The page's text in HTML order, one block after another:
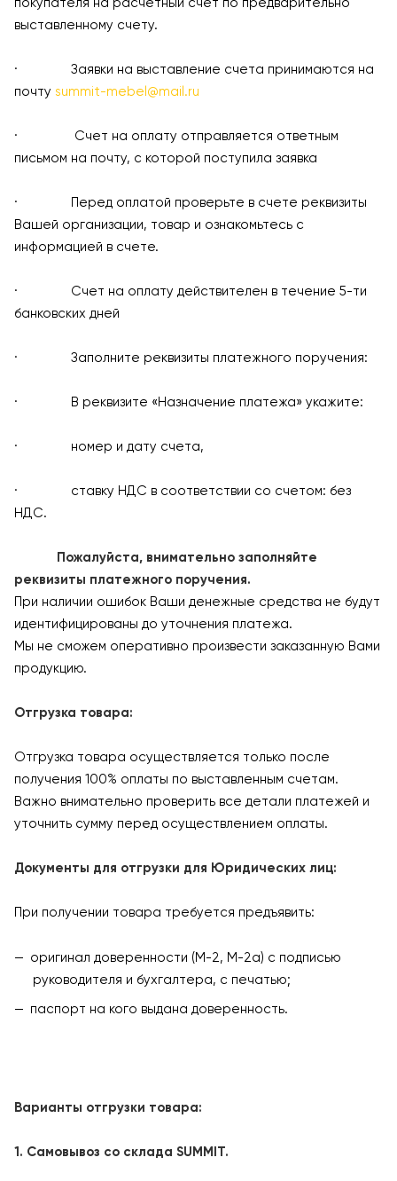
выставленному счету.
· Заявки на выставление счета принимаются на
почту summit-mebel@mail.ru
· Счет на оплату отправляется ответным
письмом на почту, с которой поступила заявка
· Перед оплатой проверьте в счете реквизиты
Вашей организации, товар и ознакомьтесь с
информацией в счете.
· Счет на оплату действителен в течение 5-ти
банковских дней
· Заполните реквизиты платежного поручения:
· В реквизите «Назначение платежа» укажите:
· номер и дату счета,
· ставку НДС в соответствии со счетом: без
НДС.
Пожалуйста, внимательно заполняйте
реквизиты платежного поручения.
При наличии ошибок Ваши денежные средства не будут
идентифицированы до уточнения платежа.
Мы не сможем оперативно произвести заказанную Вами
продукцию.
Отгрузка товара:
Отгрузка товара осуществляется только после
получения 100% оплаты по выставленным счетам.
Важно внимательно проверить все детали платежей и
уточнить сумму перед осуществлением оплаты.
Документы для отгрузки для Юридических лиц:
При получении товара требуется предъявить:
оригинал доверенности (М-2, М-2а) с подписью
руководителя и бухгалтера, с печатью;
паспорт на кого выдана доверенность.
Варианты отгрузки товара:
1. Самовывоз со склада SUMMIT.